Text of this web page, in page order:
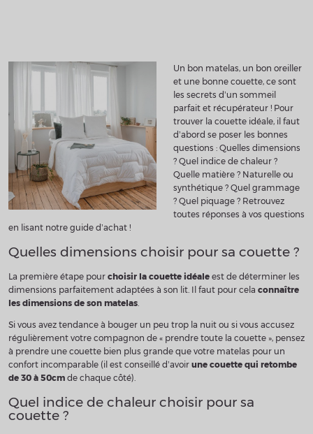
Un bon matelas, un bon oreiller
et une bonne couette, ce sont
les secrets d’un sommeil
parfait et récupérateur ! Pour
trouver la couette idéale, il faut
d’abord se poser les bonnes
questions : Quelles dimensions
? Quel indice de chaleur ?
Quelle matière ? Naturelle ou
synthétique ? Quel grammage
? Quel piquage ? Retrouvez
toutes réponses à vos questions
en lisant notre guide d’achat !
Quelles dimensions choisir pour sa couette ?
La première étape pour choisir la couette idéale est de déterminer les
dimensions parfaitement adaptées à son lit. Il faut pour cela connaître
les dimensions de son matelas.
Si vous avez tendance à bouger un peu trop la nuit ou si vous accusez
régulièrement votre compagnon de « prendre toute la couette », pensez
à prendre une couette bien plus grande que votre matelas pour un
confort incomparable (il est conseillé d’avoir une couette qui retombe
de 30 à 50cm de chaque côté).
Quel indice de chaleur choisir pour sa
couette ?